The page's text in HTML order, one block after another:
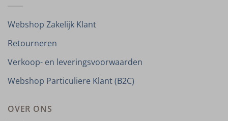
Webshop Zakelijk Klant
Retourneren
Verkoop- en leveringsvoorwaarden
Webshop Particuliere Klant (B2C)
OVER ONS